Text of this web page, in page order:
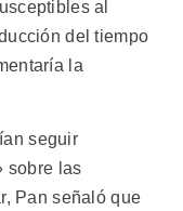
al
del tiempo
la
seguir
sobre las
Pan señaló que